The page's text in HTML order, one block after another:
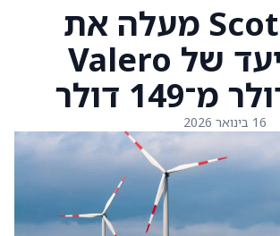
Scotiabank מעלה את
מחיר היעד של Valero
16 בינואר 2026